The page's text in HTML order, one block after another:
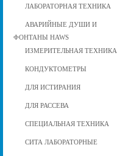
ЛАБОРАТОРНАЯ ТЕХНИКА
АВАРИЙНЫЕ ДУШИ И
ФОНТАНЫ HAWS
ИЗМЕРИТЕЛЬНАЯ ТЕХНИКА
КОНДУКТОМЕТРЫ
ДЛЯ ИСТИРАНИЯ
ДЛЯ РАССЕВА
СПЕЦИАЛЬНАЯ ТЕХНИКА
СИТА ЛАБОРАТОРНЫЕ